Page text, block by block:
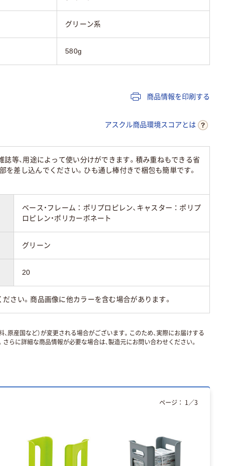
グリーン系
580g
商品情報を印刷する
アスクル商品環境スコアとは
等、用途によって使い分けができます。積み重ねもできる省
差し込んでください。ひも通し棒付きで梱包も簡単です。
ベース・フレーム：ポリプロピレン、キャスター：ポリプ
ロピレン・ポリカーボネート
グリーン
20
さい。商品画像に他カラーを含む場合があります。
原産国など）が変更される場合がございます。このため、実際にお届けする
らに詳細な商品情報が必要な場合は、製造元にお問い合わせください。
ページ： 1 ／3